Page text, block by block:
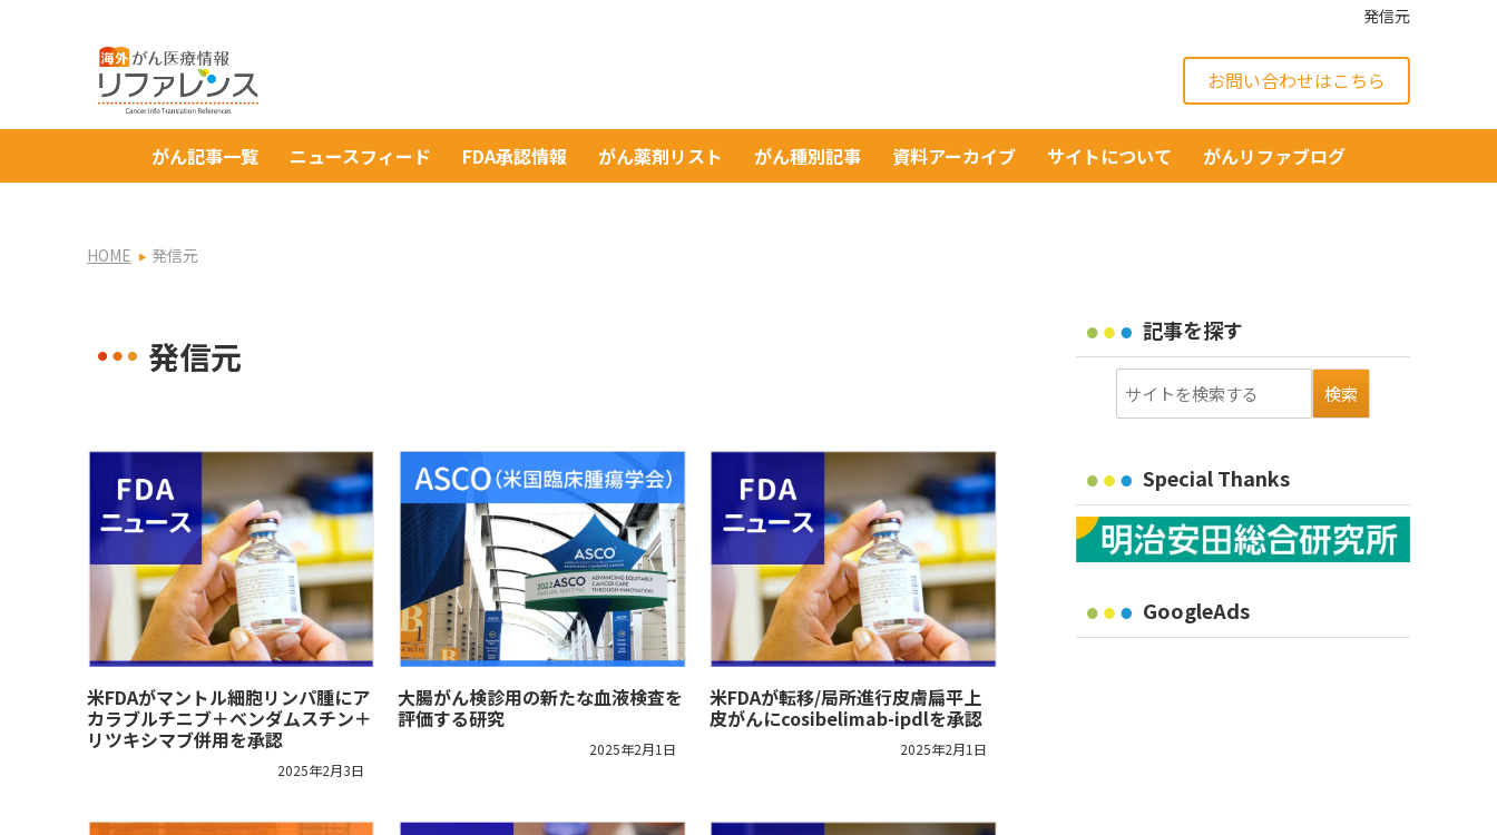
発信元
お問い合わせはこちら
がん記事一覧 ニュースフィード FDA承認情報 がん薬剤リスト がん種別記事 資料アーカイブ サイトについて がんリファブログ
HOME 発信元
発信元
米FDAがマントル細胞リンパ腫にア
カラブルチニブ＋ベンダムスチン＋
リツキシマブ併用を承認
2025年2月3日
大腸がん検診用の新たな血液検査を
評価する研究
2025年2月1日
米FDAが転移/局所進行皮膚扁平上
皮がんにcosibelimab-ipdlを承認
2025年2月1日
記事を探す
Special Thanks
GoogleAds